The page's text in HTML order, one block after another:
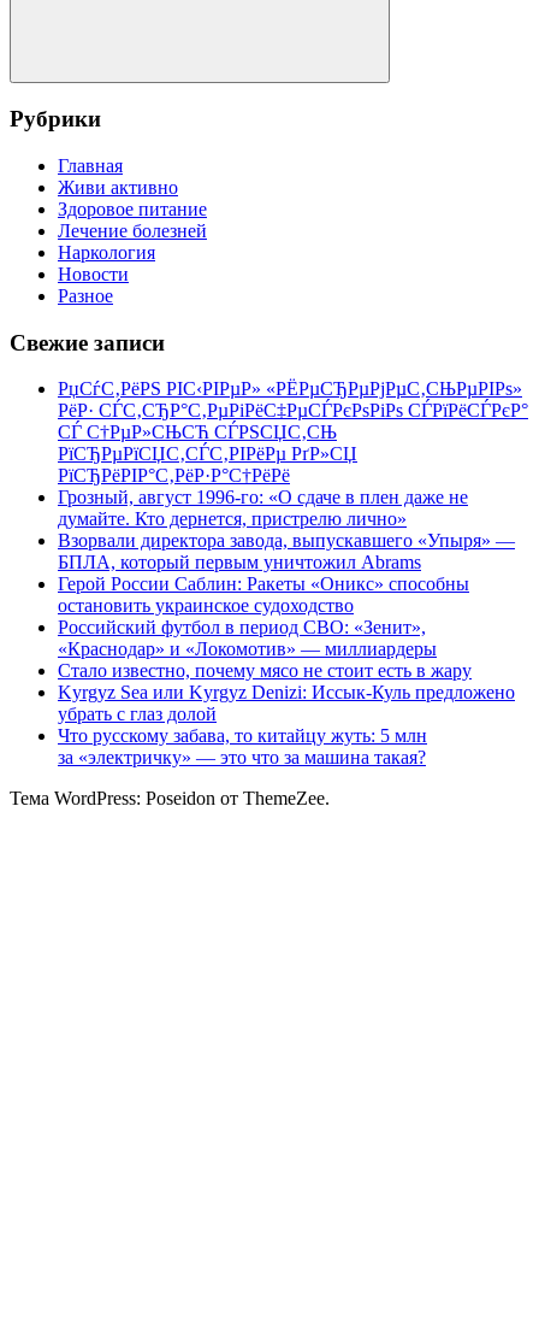
Поиск
Рубрики
Главная
Живи активно
Здоровое питание
Лечение болезней
Наркология
Новости
Разное
Свежие записи
РџСѓС‚РёРЅ РІС‹РІРµР» «РЁРµСЂРµРјРµС‚СЊРµРІРѕ»
РёР· СЃС‚СЂР°С‚РµРіРёС‡РµСЃРєРѕРіРѕ СЃРїРёСЃРєР°
СЃ С†РµР»СЊСЋ СЃРЅСЏС‚СЊ
РїСЂРµРїСЏС‚СЃС‚РІРёРµ РґР»СЏ
РїСЂРёРІР°С‚РёР·Р°С†РёРё
Грозный, август 1996-го: «О сдаче в плен даже не
думайте. Кто дернется, пристрелю лично»
Взорвали директора завода, выпускавшего «Упыря» —
БПЛА, который первым уничтожил Abrams
Герой России Саблин: Ракеты «Оникс» способны
остановить украинское судоходство
Российский футбол в период СВО: «Зенит»,
«Краснодар» и «Локомотив» — миллиардеры
Стало известно, почему мясо не стоит есть в жару
Kyrgyz Sea или Kyrgyz Denizi: Иссык-Куль предложено
убрать с глаз долой
Что русскому забава, то китайцу жуть: 5 млн
за «электричку» — это что за машина такая?
Тема WordPress: Poseidon от ThemeZee.